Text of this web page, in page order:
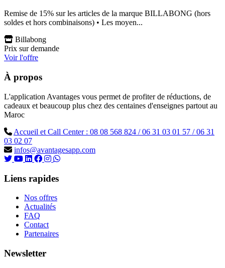
Remise de 15% sur les articles de la marque BILLABONG (hors
soldes et hors combinaisons) • Les moyen...
Billabong
Prix sur demande
Voir l'offre
À propos
L'application Avantages vous permet de profiter de réductions, de
cadeaux et beaucoup plus chez des centaines d'enseignes partout au
Maroc
Accueil et Call Center : 08 08 568 824 / 06 31 03 01 57 / 06 31
03 02 07
infos@avantagesapp.com
Liens rapides
Nos offres
Actualités
FAQ
Contact
Partenaires
Newsletter